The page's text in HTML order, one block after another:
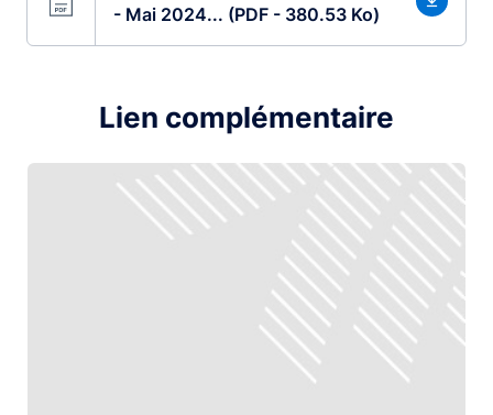
- Mai 2024... (PDF - 380.53 Ko)
Lien complémentaire